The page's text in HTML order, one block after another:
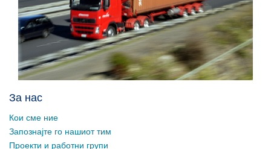
За нас
Кои сме ние
Запознајте го нашиот тим
Проекти и работни групи